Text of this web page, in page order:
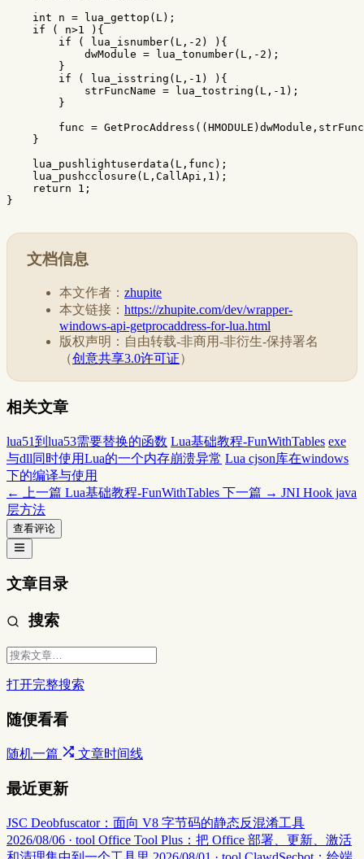
int
n = lua_gettop ( L );
if
( n>1
){
if
( lua_isnumber( L , - 2 )
){
dwModule = lua_tonumber( L , - 2 );
}
if
( lua_isstring ( L , - 1 )
){
strFuncName = lua_tostring ( L , - 1 );
}
func = GetProcAddress (( HMODULE ) dwModule ,
}
lua_pushlightuserdata ( L , func );
lua_pushcclosure ( L , CallApi , 1 );
return
1 ;
}
文档信息
本文作者： zhupite
本文链接： https://zhupite.com/dev/wrapper-
windows-api-getprocaddress-for-lua.html
版权声明：自由转载-非商用-非衍生-保持署名
（创意共享3.0许可证）
相关文章
lua51到lua53需要替换的函数 Lua基础教程-FunWithTables exe
与dll同时使用Lua的一个内存崩溃异常 Lua cjson库在windows
下的编译与使用
← 上一篇 Lua基础教程-FunWithTables 下一篇 → JNI Hook java
层方法
查看评论
文章目录
搜索
打开完整搜索
随便看看
随机一篇 文章时间线
最近更新
JSC Deobfuscator：面向 V8 字节码的静态反混淆工具
2026/08/06 · tool Office Tool Plus：把 Office 部署、更新、激活